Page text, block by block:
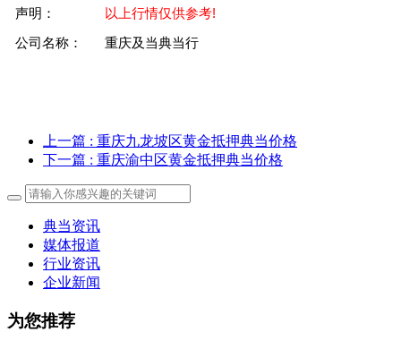
声明：
以上行情仅供参考!
公司名称：
重庆及当典当行
上一篇 : 重庆九龙坡区黄金抵押典当价格
下一篇 : 重庆渝中区黄金抵押典当价格
典当资讯
媒体报道
行业资讯
企业新闻
为您推荐